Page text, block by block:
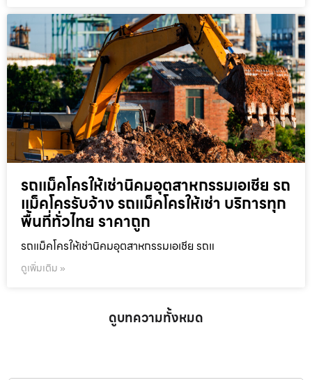
รถแม็คโครให้เช่านิคมอุตสาหกรรมเอเชีย รถ
แม็คโครรับจ้าง รถแม็คโครให้เช่า บริการทุก
พื้นที่ทั่วไทย ราคาถูก
รถแม็คโครให้เช่านิคมอุตสาหกรรมเอเชีย รถแ
ดูเพิ่มเติม »
ดูบทความทั้งหมด